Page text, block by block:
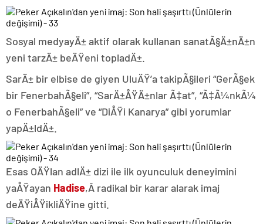
Sosyal medyayÄ± aktif olarak kullanan sanatÃ§Ä±nÄ±n
yeni tarzÄ± beÄŸeni topladÄ±.
SarÄ± bir elbise de giyen UluÄŸ’a takipÃ§ileri “GerÃ§ek
bir FenerbahÃ§eli”, “SarÄ±ÅŸÄ±nlar Ã‡at”, “Ã‡Ã¼nkÃ¼
o FenerbahÃ§eli” ve “DiÅŸi Kanarya” gibi yorumlar
yapÄ±ldÄ±.
Esas OÄŸlan adlÄ± dizi ile ilk oyunculuk deneyimini
yaÅŸayan Hadise,Â radikal bir karar alarak imaj
deÄŸiÅŸikliÄŸine gitti.